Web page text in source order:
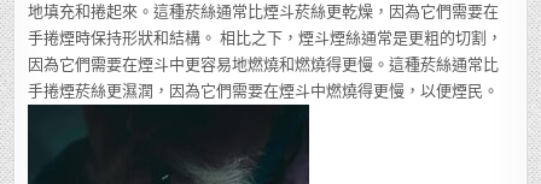
地填充和捲起來。這種菸絲通常比煙斗菸絲更乾燥，因為它們需要在
手捲煙時保持形狀和結構。 相比之下，煙斗煙絲通常是更粗的切割，
因為它們需要在煙斗中更容易地燃燒和燃燒得更慢。這種菸絲通常比
手捲煙菸絲更濕潤，因為它們需要在煙斗中燃燒得更慢，以便煙民。